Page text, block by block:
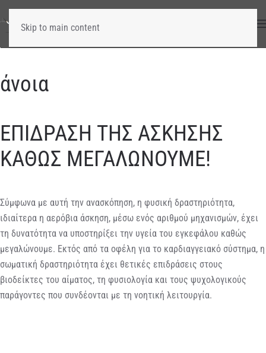
Skip to main content
άνοια
ΕΠΙΔΡΑΣΗ ΤΗΣ ΑΣΚΗΣΗΣ
ΚΑΘΩΣ ΜΕΓΑΛΩΝΟΥΜΕ!
Σύμφωνα με αυτή την ανασκόπηση, η φυσική δραστηριότητα,
ιδιαίτερα η αερόβια άσκηση, μέσω ενός αριθμού μηχανισμών, έχει
τη δυνατότητα να υποστηρίξει την υγεία του εγκεφάλου καθώς
μεγαλώνουμε. Εκτός από τα οφέλη για το καρδιαγγειακό σύστημα, η
σωματική δραστηριότητα έχει θετικές επιδράσεις στους
βιοδείκτες του αίματος, τη φυσιολογία και τους ψυχολογικούς
παράγοντες που συνδέονται με τη νοητική λειτουργία.